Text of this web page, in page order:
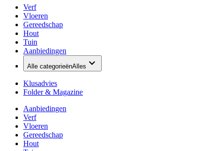
Verf
Vloeren
Gereedschap
Hout
Tuin
Aanbiedingen
Alle categorieënAlles
Klusadvies
Folder & Magazine
Aanbiedingen
Verf
Vloeren
Gereedschap
Hout